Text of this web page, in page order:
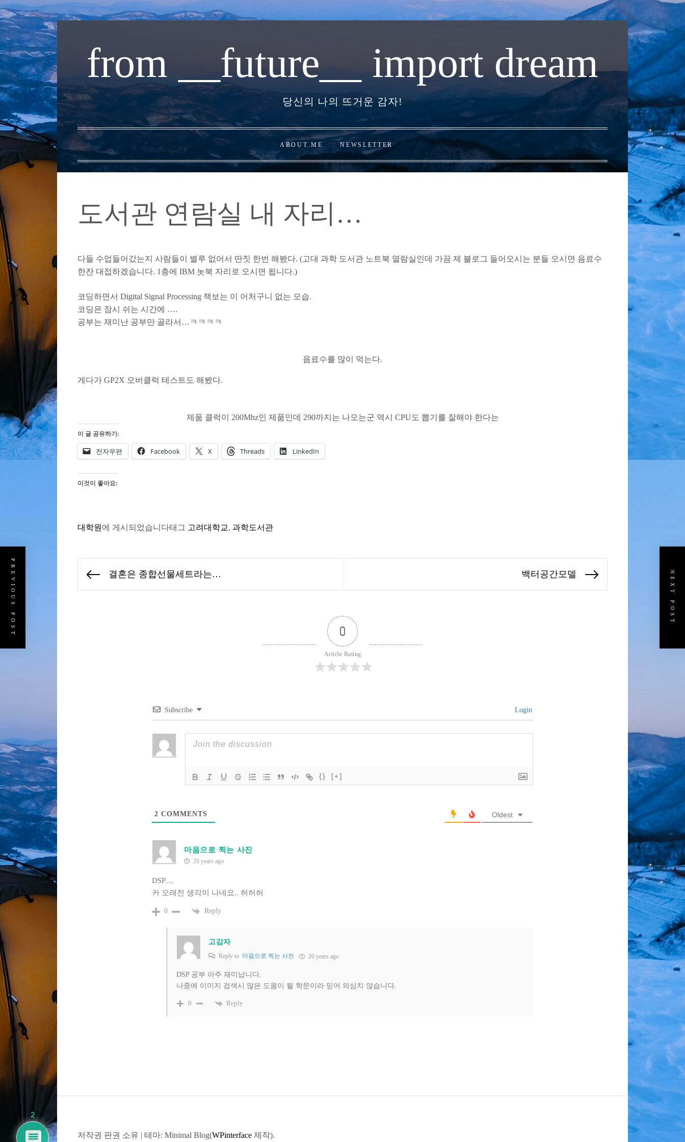
내
용
로
바
로
가
기
from __future__ import dream
당신의 나의 뜨거운 감자!
ABOUT ME NEWSLETTER
도서관 연람실 내 자리…
다들 수업들어갔는지 사람들이 별루 없어서 딴짓 한번 해봤다. (고대 과학 도서관 노트북 열람실인데 가끔 제 블로그 들어오시는 분들 오시면 음료수
한잔 대접하겠습니다. 1층에 IBM 놋북 자리로 오시면 됩니다.)
코딩하면서 Digital Signal Processing 책보는 이 어처구니 없는 모습.
코딩은 잠시 쉬는 시간에 ….
공부는 재미난 공부만 골라서…ㅋㅋㅋㅋ
음료수를 많이 먹는다.
게다가 GP2X 오버클럭 테스트도 해봤다.
제품 클럭이 200Mhz인 제품인데 290까지는 나오는군 역시 CPU도 뽑기를 잘해야 한다는
이 글 공유하기:
전자우편 Facebook X Threads LinkedIn
이것이 좋아요:
대학원 에 게시되었습니다태그 고려대학교, 과학도서관
Previous
결혼은 종합선물세트라는… 백터공간모델
0
Article Rating
Subscribe Login
{} [+]
2 COMMENTS Oldest
마음으로 찍는 사진
20 years ago
DSP…
커 오래전 생각이 나네요.. 허허허
0 Reply
고감자
Reply to 마음으로 찍는 사진 20 years ago
DSP 공부 아주 재미납니다.
나중에 이미지 검색시 많은 도움이 될 학문이라 믿어 의심치 않습니다.
0 Reply
PREVIOUS POST NEXT POST
저작권 판권 소유 | 테마: Minimal Blog(WPinterface 제작).
2